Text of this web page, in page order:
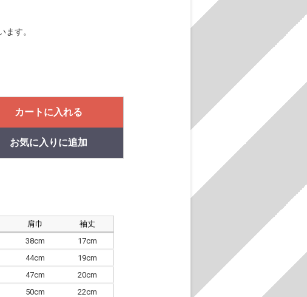
す。
カートに入れる
お気に入りに追加
肩巾
袖丈
38cm
17cm
44cm
19cm
47cm
20cm
50cm
22cm